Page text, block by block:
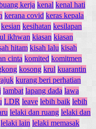
kerja kenal kenal hati
kerana covid keras kepala
kesian kesihatan kesilapan
ikhwan kiasan kiasan
hitam kisah lalu kisah
cinta komited komitmen
kosong krul kuarantin
kurang beri perhatian
lambat lapang dada lawa
LDR leave lebih baik lebih
lelaki dan ruang lelaki dan
lelaki lain lelaki memasak